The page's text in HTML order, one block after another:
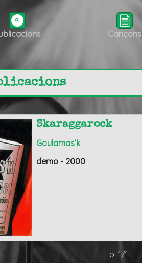
Cançons
Skaraggarock
Goulamas’k
demo - 2000
p. 1/1